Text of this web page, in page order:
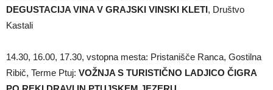
DEGUSTACIJA VINA V GRAJSKI VINSKI KLETI, Društvo
Kastali
14.30, 16.00, 17.30, vstopna mesta: Pristanišče Ranca, Gostilna
Ribič, Terme Ptuj: VOŽNJA S TURISTIČNO LADJICO ČIGRA